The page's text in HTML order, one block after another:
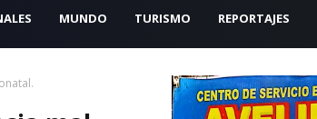
MUNDO TURISMO REPORTAJES